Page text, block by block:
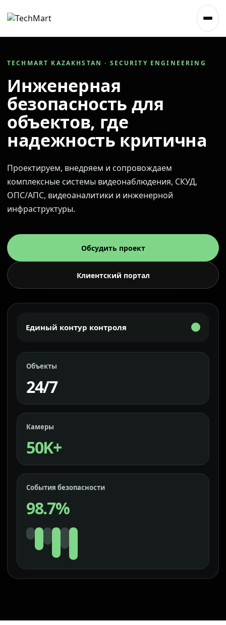
TECHMART KAZAKHSTAN · SECURITY ENGINEERING
Инженерная
безопасность для
объектов, где
надежность критична
Проектируем, внедряем и сопровождаем
комплексные системы видеонаблюдения, СКУД,
ОПС/АПС, видеоаналитики и инженерной
инфраструктуры.
Обсудить проект
Клиентский портал
Единый контур контроля
Объекты
24/7
Камеры
50K+
События безопасности
98.7%